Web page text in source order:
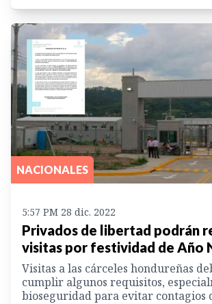
NACIONALES
5:57 PM 28 dic. 2022
Privados de libertad podrán
visitas por festividad de Año
Visitas a las cárceles hondureñas
cumplir algunos requisitos,
bioseguridad para evitar contagios